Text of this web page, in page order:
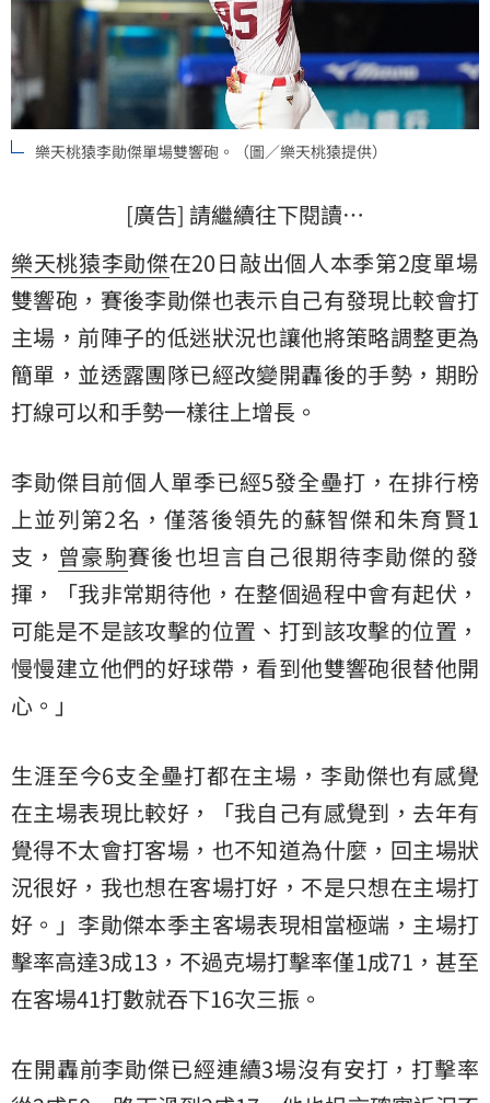
樂天桃猿李勛傑單場雙響砲。（圖／樂天桃猿提供）
[廣告] 請繼續往下閱讀…
樂天桃猿李勛傑在20日敲出個人本季第2度單場
雙響砲，賽後李勛傑也表示自己有發現比較會打
主場，前陣子的低迷狀況也讓他將策略調整更為
簡單，並透露團隊已經改變開轟後的手勢，期盼
打線可以和手勢一樣往上增長。
李勛傑目前個人單季已經5發全壘打，在排行榜
上並列第2名，僅落後領先的蘇智傑和朱育賢1
支， 曾豪駒賽後也坦言自己很期待李勛傑的發
揮，「我非常期待他，在整個過程中會有起伏，
可能是不是該攻擊的位置、打到該攻擊的位置，
慢慢建立他們的好球帶，看到他雙響砲很替他開
心。」
生涯至今6支全壘打都在主場，李勛傑也有感覺
在主場表現比較好，「我自己有感覺到，去年有
覺得不太會打客場，也不知道為什麼，回主場狀
況很好，我也想在客場打好，不是只想在主場打
好。」李勛傑本季主客場表現相當極端，主場打
擊率高達3成13，不過克場打擊率僅1成71，甚至
在客場41打數就吞下16次三振。
在開轟前李勛傑已經連續3場沒有安打，打擊率